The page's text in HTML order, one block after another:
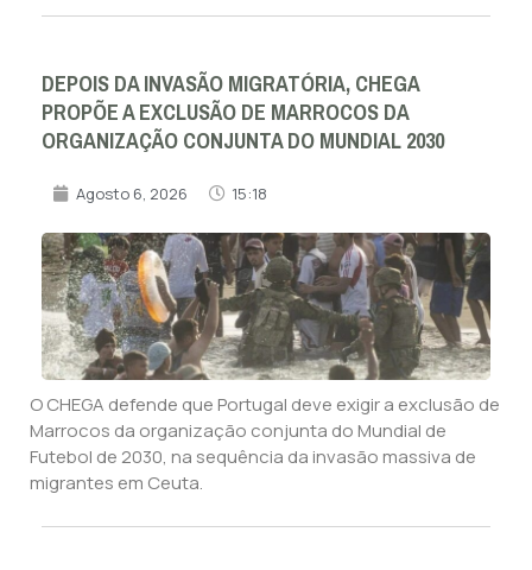
DEPOIS DA INVASÃO MIGRATÓRIA, CHEGA
PROPÕE A EXCLUSÃO DE MARROCOS DA
ORGANIZAÇÃO CONJUNTA DO MUNDIAL 2030
Agosto 6, 2026 15:18
O CHEGA defende que Portugal deve exigir a exclusão de
Marrocos da organização conjunta do Mundial de
Futebol de 2030, na sequência da invasão massiva de
migrantes em Ceuta.